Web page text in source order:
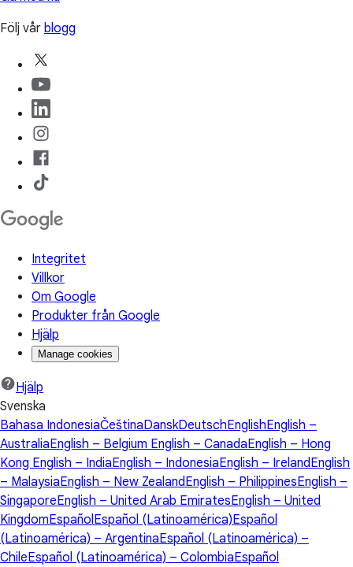
Följ vår blogg
Integritet
Villkor
Om Google
Produkter från Google
Hjälp
Manage cookies
Hjälp
Svenska
Bahasa IndonesiaČeštinaDanskDeutschEnglishEnglish –
AustraliaEnglish – Belgium English – CanadaEnglish – Hong
Kong English – IndiaEnglish – IndonesiaEnglish – IrelandEnglish
– MalaysiaEnglish – New ZealandEnglish – PhilippinesEnglish –
SingaporeEnglish – United Arab EmiratesEnglish – United
KingdomEspañolEspañol (Latinoamérica)Español
(Latinoamérica) – ArgentinaEspañol (Latinoamérica) –
ChileEspañol (Latinoamérica) – ColombiaEspañol